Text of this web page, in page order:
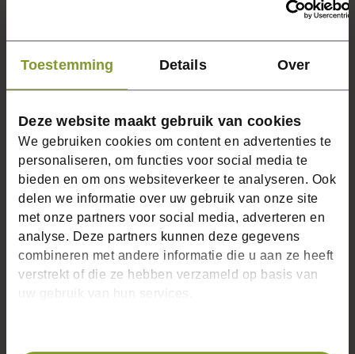
Toestemming Details Over
Deze website maakt gebruik van cookies
We gebruiken cookies om content en advertenties te
personaliseren, om functies voor social media te
bieden en om ons websiteverkeer te analyseren. Ook
delen we informatie over uw gebruik van onze site
met onze partners voor social media, adverteren en
analyse. Deze partners kunnen deze gegevens
combineren met andere informatie die u aan ze heeft
verstrekt of die ze hebben verzameld op basis van
Lijstwerk–Paneeldeuren– Scharnieren